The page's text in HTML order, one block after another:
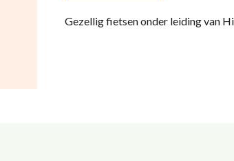
Gezellig fietsen onder leiding van